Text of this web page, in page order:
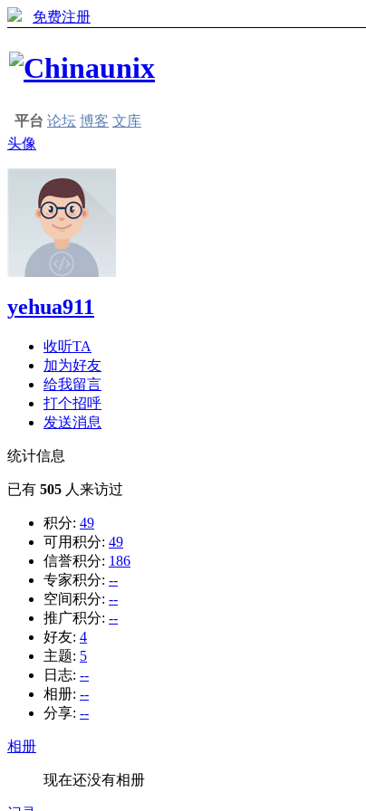
免费注册
平台 论坛 博客 文库
头像
yehua911
收听TA
加为好友
给我留言
打个招呼
发送消息
统计信息
已有 505 人来访过
积分: 49
可用积分: 49
信誉积分: 186
专家积分: --
空间积分: --
推广积分: --
好友: 4
主题: 5
日志: --
相册: --
分享: --
相册
现在还没有相册